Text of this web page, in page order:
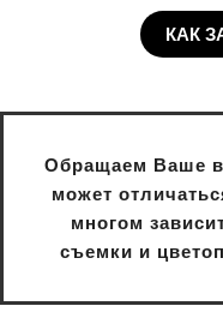
КАК
Обращаем Ваше
может
многом
съемки и